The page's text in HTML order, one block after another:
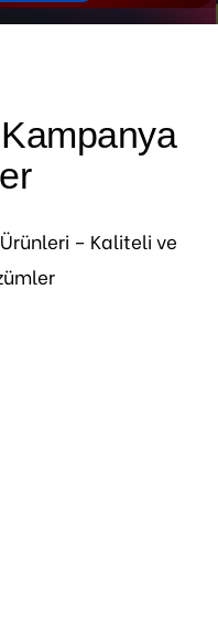
– Kaliteli ve